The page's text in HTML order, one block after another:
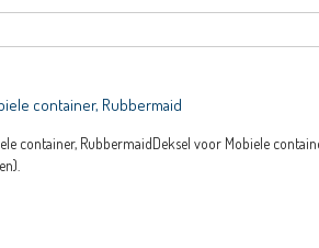
container, Rubbermaid
container, RubbermaidDeksel voor Mobiele